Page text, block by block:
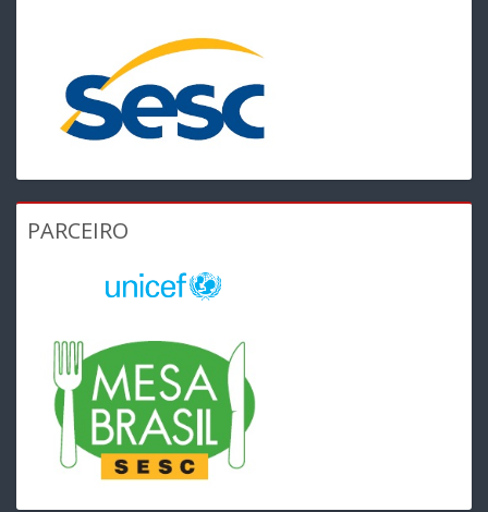
PARCEIRO